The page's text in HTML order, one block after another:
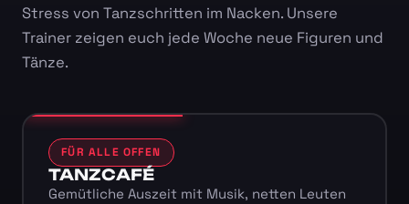
Stress von Tanzschritten im Nacken. Unsere
Trainer zeigen euch jede Woche neue Figuren und
Tänze.
FÜR ALLE OFFEN
TANZCAFÉ
Gemütliche Auszeit mit Musik, netten Leuten